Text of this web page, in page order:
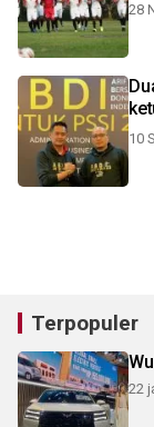
28
10
Terpopuler
22